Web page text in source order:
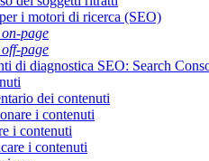
i motori di ricerca (SEO)
on-page
off-page
di diagnostica SEO: Search
dei contenuti
i contenuti
i contenuti
i contenuti